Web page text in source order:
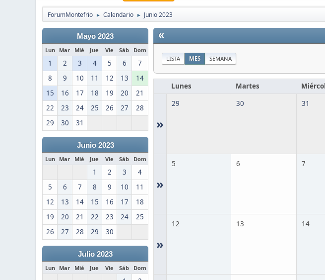
ForumMontefrio ► Calendario ► Junio 2023
Mayo 2023
Lun Mar Mié Jue Vie Sáb Dom
1 2 3 4 5 6
7
8
9 10 11 12 13
14
15
16 17 18 19 20
21
22
23 24 25 26 27
28
29
30 31
Junio 2023
Lun Mar Mié Jue Vie Sáb Dom
1 2 3
4
5
6 7 8 9 10
11
12
13 14 15 16 17
18
19
20 21 22 23 24
25
26
27 28 29 30
Julio 2023
Lun Mar Mié Jue Vie Sáb Dom
«
LISTA MES SEMANA
Lunes Martes
»
29 30 31
»
5 6 7
»
12 13 14